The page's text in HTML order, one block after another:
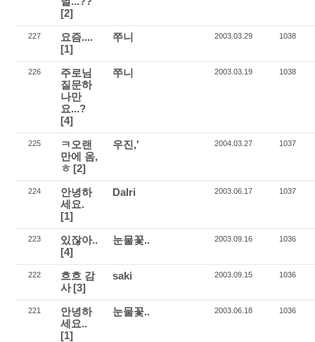
[2]
227
요즘....
[1]
쭈니 2003.03.29 1038
226
주로님
질문하
나만
요...?
[4]
쭈니 2003.03.19 1038
225
ㅋ오랜
만에 옴,
ㅎ [2]
우진,' 2004.03.27 1037
224
안녕하
세요.
[1]
Dalri 2003.06.17 1037
223
있잖아..
[4]
눈물꽃.. 2003.09.16 1036
222
흐흐 감
사[3]
saki 2003.09.15 1036
221
안녕하
세요..
[1]
눈물꽃.. 2003.06.18 1036